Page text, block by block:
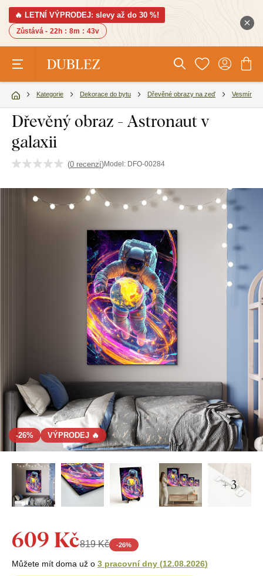
🔥 LETNÍ VÝPRODEJ: slevy až do 30 %!
Zůstává - 22h : 8m : 42v
Kategorie Dekorace do bytu Dřevěné obrazy na zeď Vesmír
Dřevěný obraz - Astronaut v
galaxii
(0 recenzí)Model: DFO-00284
-26% VÝPRODEJ 🔥
+ 3
609 Kč819 Kč -26%
Můžete mít doma už o 3 pracovní dny (12.08.2026)